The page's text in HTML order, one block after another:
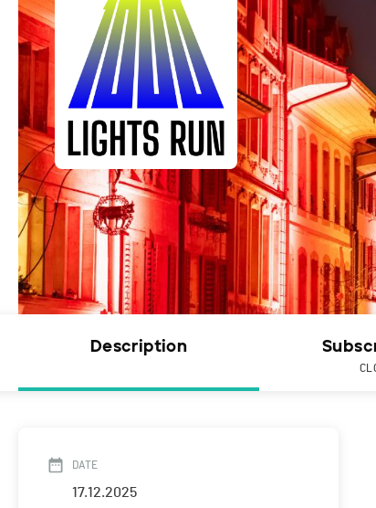
Description
DATE
17.12.2025